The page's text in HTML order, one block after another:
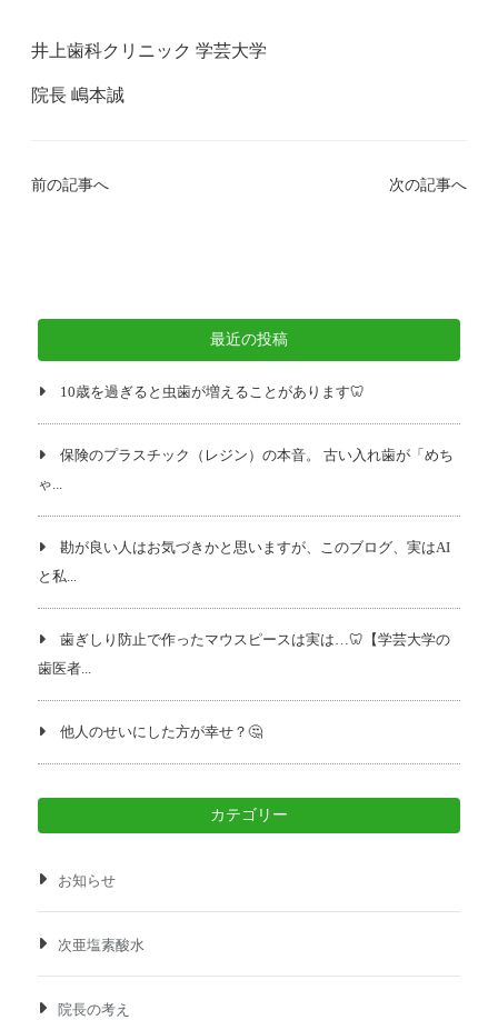
井上歯科クリニック 学芸大学
院長 嶋本誠
前の記事へ 次の記事へ
最近の投稿
10歳を過ぎると虫歯が増えることがあります🦷
保険のプラスチック（レジン）の本音。 古い入れ歯が「めち
ゃ...
勘が良い人はお気づきかと思いますが、このブログ、実はAI
と私...
歯ぎしり防止で作ったマウスピースは実は…🦷【学芸大学の
歯医者...
他人のせいにした方が幸せ？🤔
カテゴリー
お知らせ
次亜塩素酸水
院長の考え